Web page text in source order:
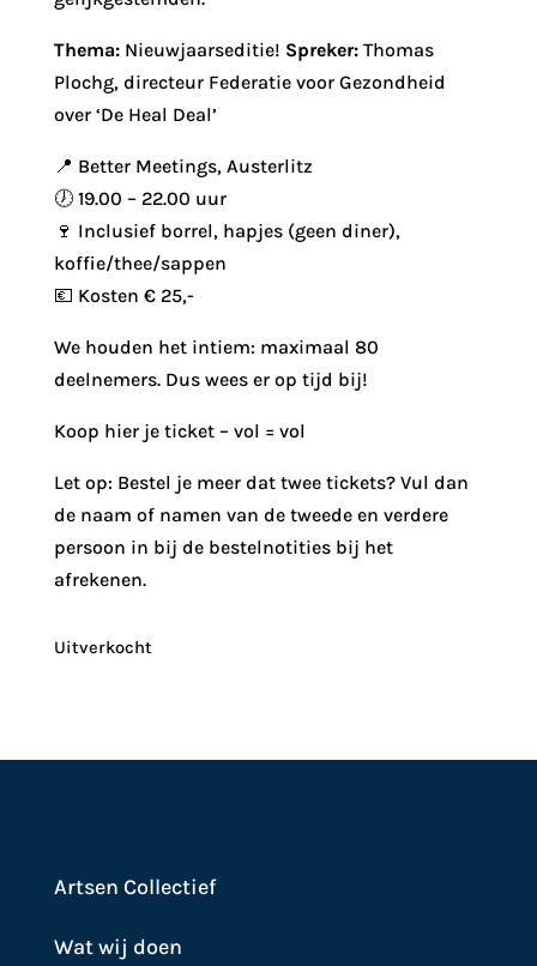
Thema:Nieuwjaarseditie! Spreker:Thomas
Plochg, directeur Federatie voor Gezondheid
over ‘De Heal Deal’
📍 Better Meetings, Austerlitz
🕖 19.00 – 22.00 uur
🍷 Inclusief borrel, hapjes (geen diner),
koffie/thee/sappen
💶 Kosten € 25,-
We houden het intiem: maximaal 80
deelnemers. Dus wees er op tijd bij!
Koop hier je ticket – vol = vol
Let op: Bestel je meer dat twee tickets? Vul dan
de naam of namen van de tweede en verdere
persoon in bij de bestelnotities bij het
afrekenen.
Uitverkocht
Artsen Collectief
Wat wij doen